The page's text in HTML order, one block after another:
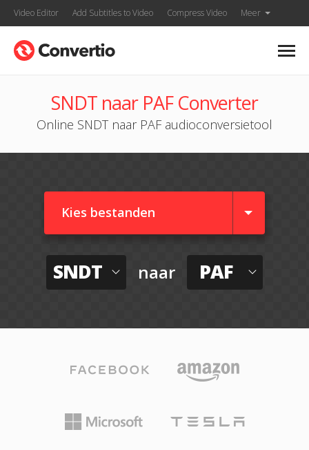
Video Editor Add Subtitles to Video Compress Video Meer
SNDT naar PAF Converter
Online SNDT naar PAF audioconversietool
Kies bestanden
SNDT naar PAF